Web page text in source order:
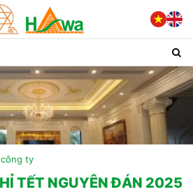
ty
TẾT NGUYÊN ĐÁN 2025